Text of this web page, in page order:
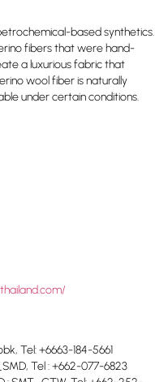
based synthetics.
fibers that were hand-
a luxurious fabric that
wool fiber is naturally
under certain conditions.
Tel: +6663-184-5661
Tel : +662-077-6823